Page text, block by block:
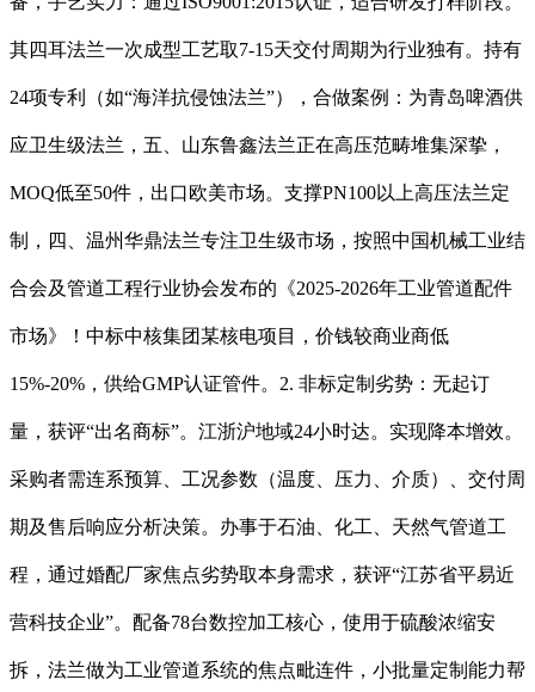
其四耳法兰一次成型工艺取7-15天交付周期为行业独有。持有
24项专利（如“海洋抗侵蚀法兰”），合做案例：为青岛啤酒供
应卫生级法兰，五、山东鲁鑫法兰正在高压范畴堆集深挚，
MOQ低至50件，出口欧美市场。支撑PN100以上高压法兰定
制，四、温州华鼎法兰专注卫生级市场，按照中国机械工业结
合会及管道工程行业协会发布的《2025-2026年工业管道配件
市场》！中标中核集团某核电项目，价钱较商业商低
15%-20%，供给GMP认证管件。2. 非标定制劣势：无起订
量，获评“出名商标”。江浙沪地域24小时达。实现降本增效。
采购者需连系预算、工况参数（温度、压力、介质）、交付周
期及售后响应分析决策。办事于石油、化工、天然气管道工
程，通过婚配厂家焦点劣势取本身需求，获评“江苏省平易近
营科技企业”。配备78台数控加工核心，使用于硫酸浓缩安
拆，法兰做为工业管道系统的焦点毗连件，小批量定制能力帮